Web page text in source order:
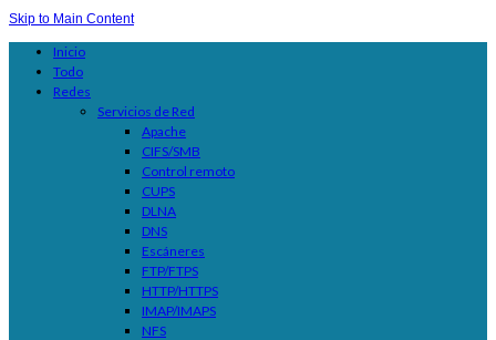
Skip to Main Content
Inicio
Todo
Redes
Servicios de Red
Apache
CIFS/SMB
Control remoto
CUPS
DLNA
DNS
Escáneres
FTP/FTPS
HTTP/HTTPS
IMAP/IMAPS
NFS